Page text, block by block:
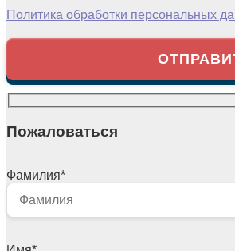
Политика обработки персональных
Пожаловаться
Фамилия*